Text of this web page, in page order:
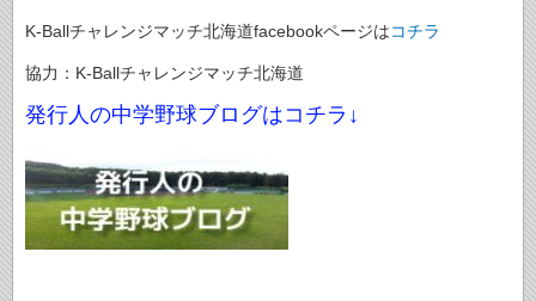
K-Ballチャレンジマッチ北海道facebookページはコチラ
協力：K-Ballチャレンジマッチ北海道
発行人の中学野球ブログはコチラ↓